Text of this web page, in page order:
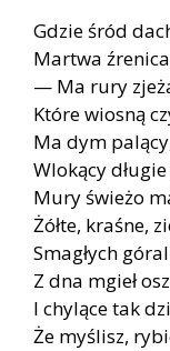
Gdzie śród
Martwa
— Ma rury
Które wiosną
Ma dym
Wlokący
Mury świeżo
Żółte, kraśne,
Smagłych
Z dna mgieł
I chylące tak
Że myślisz,